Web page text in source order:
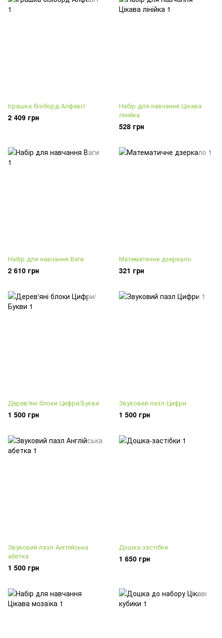
Іграшка бізіборд Алфавіт
2 409 грн
Набір для навчання Цікава
лінійка
528 грн
Набір для навчання Ваги
2 610 грн
Математичне дзеркало
321 грн
Дерев'яні блоки Цифри/Букви
1 500 грн
Звуковий пазл Цифри
1 500 грн
Звуковий пазл Англійська
абетка
1 500 грн
Дошка-застібки
1 650 грн